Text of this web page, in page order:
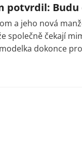
potvrdil: Budu
a jeho nová
společně čekají
dokonce